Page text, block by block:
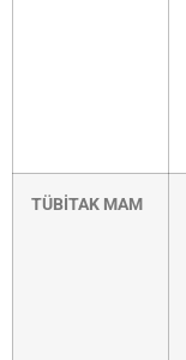
TÜBİTAK MAM